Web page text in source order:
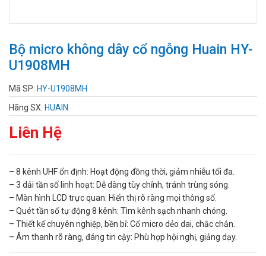
Bộ micro không dây cổ ngỗng Huain HY-
U1908MH
Mã SP: HY-U1908MH
Hãng SX: HUAIN
Liên Hệ
– 8 kênh UHF ổn định: Hoạt động đồng thời, giảm nhiễu tối đa.
– 3 dải tần số linh hoạt: Dễ dàng tùy chỉnh, tránh trùng sóng.
– Màn hình LCD trực quan: Hiển thị rõ ràng mọi thông số.
– Quét tần số tự động 8 kênh: Tìm kênh sạch nhanh chóng.
– Thiết kế chuyên nghiệp, bền bỉ: Cổ micro dẻo dai, chắc chắn.
– Âm thanh rõ ràng, đáng tin cậy: Phù hợp hội nghị, giảng dạy.